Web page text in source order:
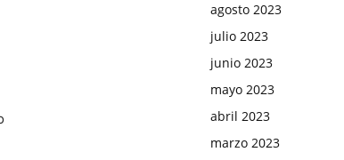
agosto 2023
julio 2023
junio 2023
mayo 2023
abril 2023
marzo 2023